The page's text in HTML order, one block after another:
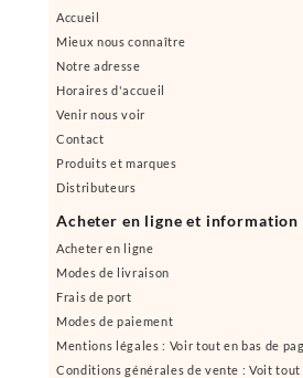
Accueil
Mieux nous connaître
Notre adresse
Horaires d'accueil
Venir nous voir
Contact
Produits et marques
Distributeurs
Acheter en ligne et information
Acheter en ligne
Modes de livraison
Frais de port
Modes de paiement
Mentions légales : Voir tout en bas de
Conditions générales de vente : Voit tout